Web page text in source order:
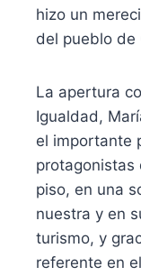
hizo un
del pueblo de
La apertura
Igualdad,
el importante
protagonistas
piso, en una
nuestra y en
turismo, y
referente en